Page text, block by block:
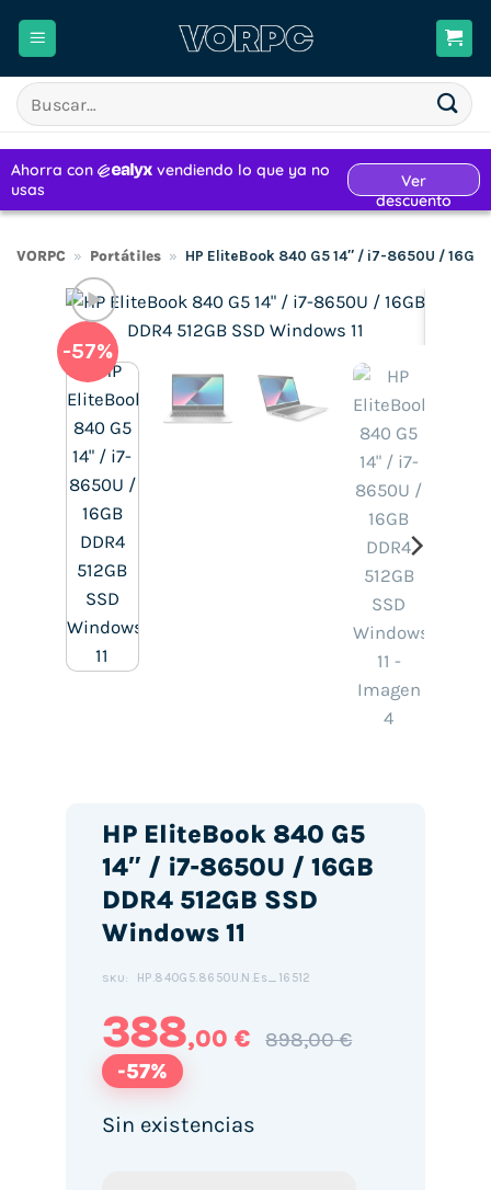
Buscar
por:
VORPC » Portátiles » HP EliteBook 840 G5 14″ / i7-8650U / 16GB
-57%
HP EliteBook 840 G5
14″ / i7-8650U / 16GB
DDR4 512GB SSD
Windows 11
SKU: HP.840G5.8650U.N.Es_16512
388,00 € 898,00 €
-57%
Sin existencias